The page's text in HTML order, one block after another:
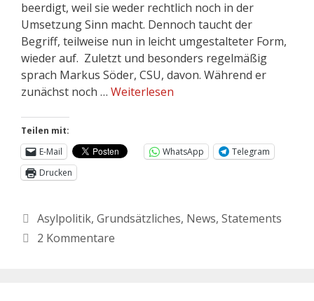
beerdigt, weil sie weder rechtlich noch in der
Umsetzung Sinn macht. Dennoch taucht der
Begriff, teilweise nun in leicht umgestalteter Form,
wieder auf. Zuletzt und besonders regelmäßig
sprach Markus Söder, CSU, davon. Während er
zunächst noch … Weiterlesen
Teilen mit:
E-Mail
WhatsApp
Telegram
Drucken
Asylpolitik, Grundsätzliches, News, Statements
2 Kommentare